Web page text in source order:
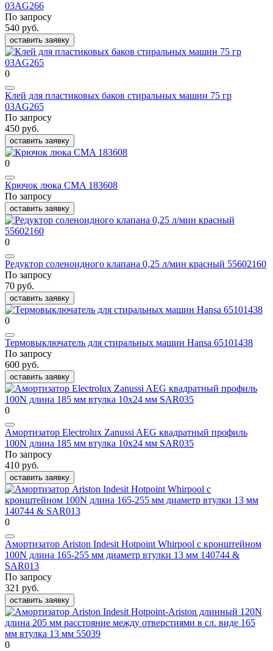
03AG266
По запросу
540 руб.
оставить заявку
0
Клей для пластиковых баков стиральных машин 75 гр
03AG265
По запросу
450 руб.
оставить заявку
0
Крючок люка CMA 183608
По запросу
оставить заявку
0
Редуктор соленоидного клапана 0,25 л/мин красный 55602160
По запросу
70 руб.
оставить заявку
0
Термовыключатель для стиральных машин Hansa 65101438
По запросу
600 руб.
оставить заявку
0
Амортизатор Electrolux Zanussi AEG квадратный профиль
100N длина 185 мм втулка 10x24 мм SAR035
По запросу
410 руб.
оставить заявку
0
Амортизатор Ariston Indesit Hotpoint Whirpool c кронштейном
100N длина 165-255 мм диаметр втулки 13 мм 140744 &
SAR013
По запросу
321 руб.
оставить заявку
0